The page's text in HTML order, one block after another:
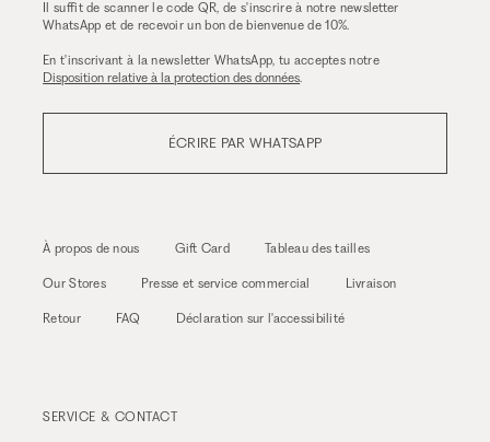
Il suffit de scanner le code QR, de s'inscrire à notre newsletter
WhatsApp et de recevoir un bon de bienvenue de 10%.
En t'inscrivant à la newsletter WhatsApp, tu acceptes notre
Disposition relative à la protection des données.
ÉCRIRE PAR WHATSAPP
À propos de nous Gift Card Tableau des tailles
Our Stores Presse et service commercial Livraison
Retour FAQ Déclaration sur l'accessibilité
SERVICE & CONTACT